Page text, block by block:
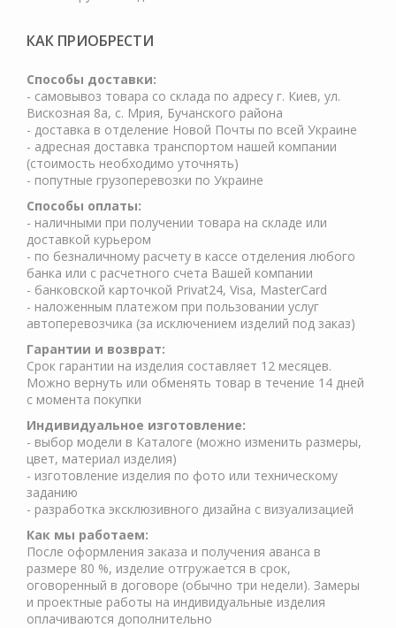
КАК ПРИОБРЕСТИ
Cпособы доставки:
- самовывоз товара со склада по адресу г. Киев, ул.
Вискозная 8а, с. Мрия, Бучанского района
- доставка в отделение Новой Почты по всей Украине
- адресная доставка транспортом нашей компании
(стоимость необходимо уточнять)
- попутные грузоперевозки по Украине
Способы оплаты:
- наличными при получении товара на складе или
доставкой курьером
- по безналичному расчету в кассе отделения любого
банка или с расчетного счета Вашей компании
- банковской карточкой Privat24, Visa, MasterCard
- наложенным платежом при пользовании услуг
автоперевозчика (за исключением изделий под заказ)
Гарантии и возврат:
Срок гарантии на изделия составляет 12 месяцев.
Можно вернуть или обменять товар в течение 14 дней
с момента покупки
Индивидуальное изготовление:
- выбор модели в Каталоге (можно изменить размеры,
цвет, материал изделия)
- изготовление изделия по фото или техническому
заданию
- разработка эксклюзивного дизайна с визуализацией
Как мы работаем:
После оформления заказа и получения аванса в
размере 80 %, изделие отгружается в срок,
оговоренный в договоре (обычно три недели). Замеры
и проектные работы на индивидуальные изделия
оплачиваются дополнительно